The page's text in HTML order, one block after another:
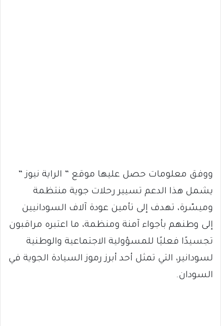
ووفق معلومات حصل عليها موقع ” الراية نيوز ”
يشمل هذا الدعم تسيير رحلات جوية منتظمة
وميسّرة، تهدف إلى تأمين عودة آلاف السودانيين
إلى وطنهم بأجواء آمنة ومنظمة، ما اعتبره مراقبون
تجسيدًا فعليًا للمسؤولية الاجتماعية والوطنية
لسودانير، التي تمثل أحد أبرز رموز السيادة الجوية في
السودان.